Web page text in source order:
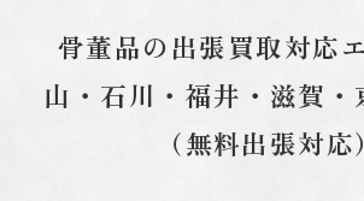
11:00～16:00 0766-
03-
骨董品の出張買取対応
山・石川・福井・滋賀・
（無料出張対応）